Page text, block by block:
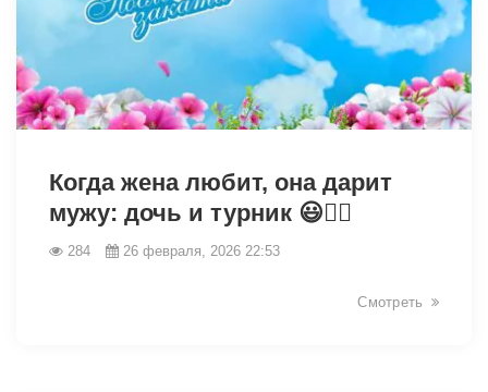
Когда жена любит, она дарит
мужу: дочь и турник 😃✊🏽
284 26 февраля, 2026 22:53
Смотреть